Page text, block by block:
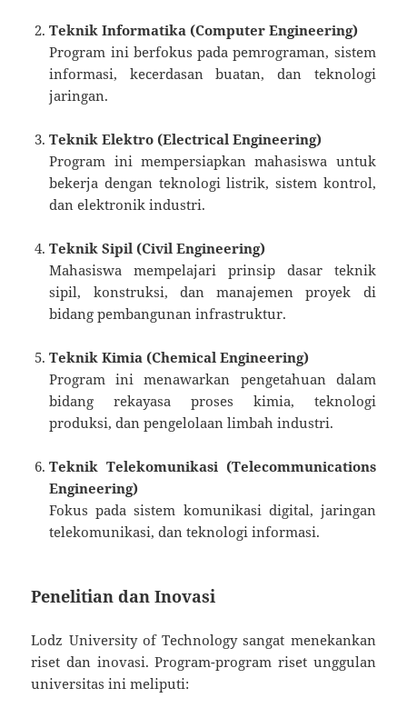
Teknik Informatika (Computer Engineering)
Program ini berfokus pada pemrograman, sistem
informasi, kecerdasan buatan, dan teknologi
jaringan.
Teknik Elektro (Electrical Engineering)
Program ini mempersiapkan mahasiswa untuk
bekerja dengan teknologi listrik, sistem kontrol,
dan elektronik industri.
Teknik Sipil (Civil Engineering)
Mahasiswa mempelajari prinsip dasar teknik
sipil, konstruksi, dan manajemen proyek di
bidang pembangunan infrastruktur.
Teknik Kimia (Chemical Engineering)
Program ini menawarkan pengetahuan dalam
bidang rekayasa proses kimia, teknologi
produksi, dan pengelolaan limbah industri.
Teknik Telekomunikasi (Telecommunications
Engineering)
Fokus pada sistem komunikasi digital, jaringan
telekomunikasi, dan teknologi informasi.
Penelitian dan Inovasi
Lodz University of Technology sangat menekankan
riset dan inovasi. Program-program riset unggulan
universitas ini meliputi: